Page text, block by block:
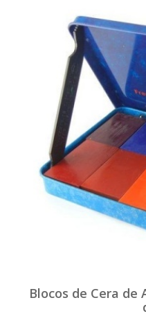
Blocos de Cera de